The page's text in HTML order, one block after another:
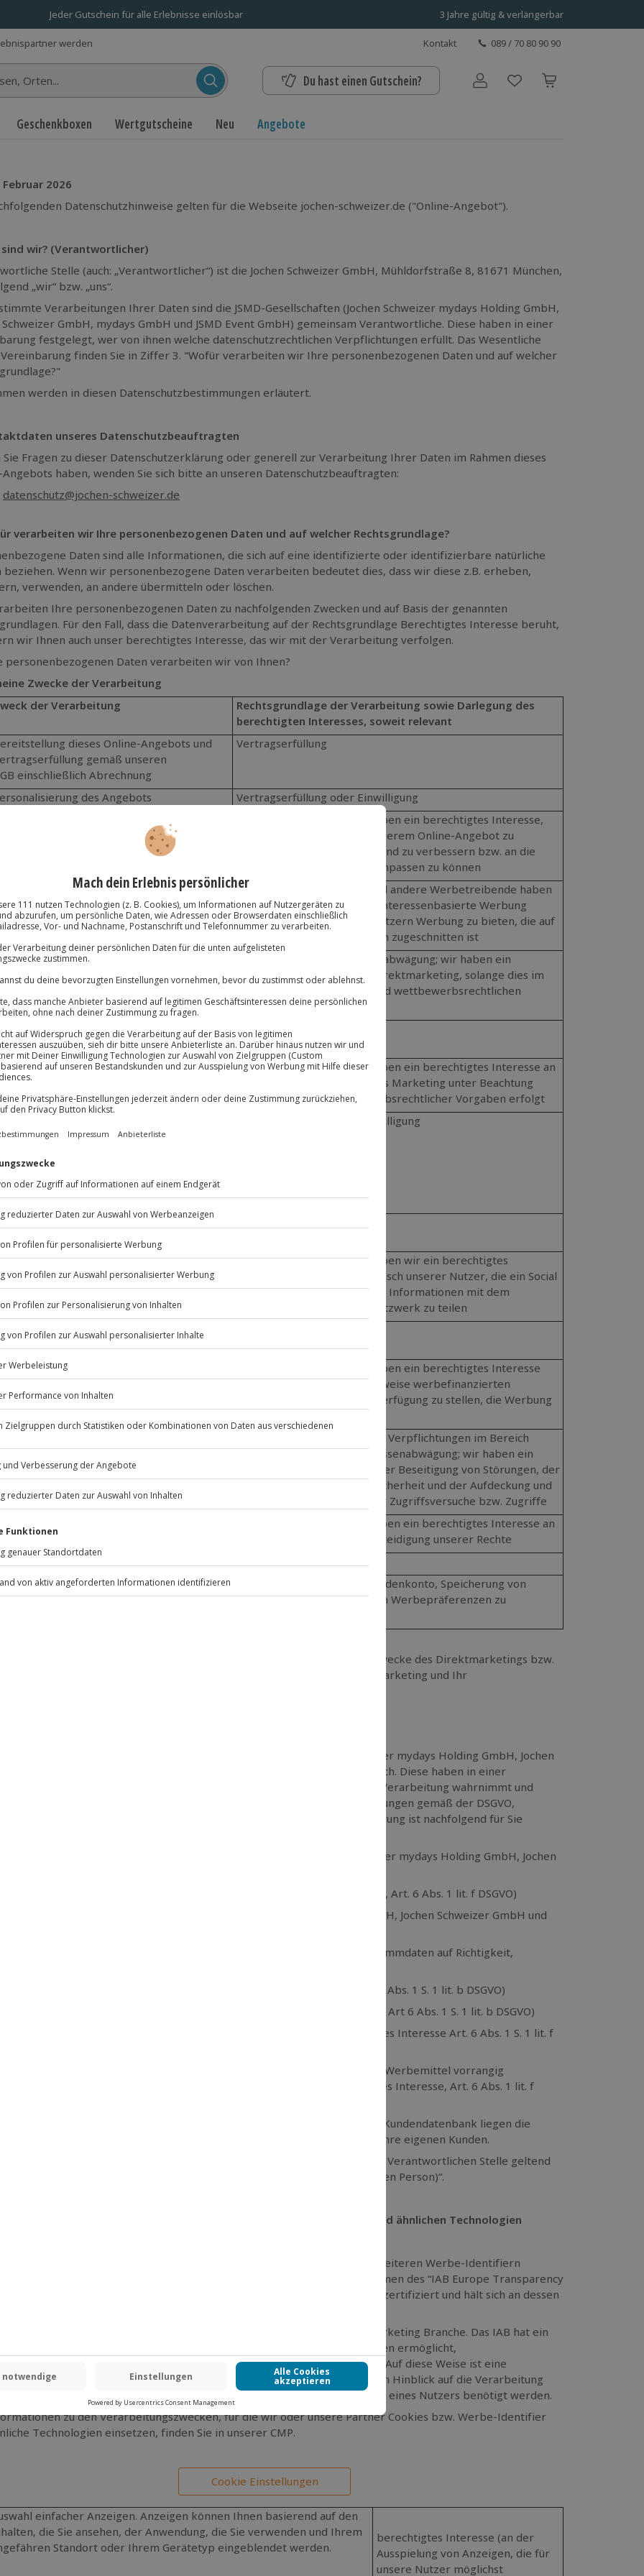
Jeder Gutschein für alle Erlebnisse einlösbar 3 Jahre gültig & verlängerbar
werden Kontakt 089 / 70 80 90 90
Du hast einen Gutschein? Benutzerkonto
Geschenkboxen Wertgutscheine Neu Angebote
2026
Datenschutzhinweise gelten für die Webseite jochen-schweizer.de ("Online-Angebot").
sind wir? (Verantwortlicher)
Stelle (auch: „Verantwortlicher“) ist die Jochen Schweizer GmbH, Mühldorfstraße 8, 81671 München,
„wir“ bzw. „uns“.
Verarbeitungen Ihrer Daten sind die JSMD-Gesellschaften (Jochen Schweizer mydays Holding GmbH,
Schweizer GmbH, mydays GmbH und JSMD Event GmbH) gemeinsam Verantwortliche. Diese haben in einer
festgelegt, wer von ihnen welche datenschutzrechtlichen Verpflichtungen erfüllt. Das Wesentliche
finden Sie in Ziffer 3. "Wofür verarbeiten wir Ihre personenbezogenen Daten und auf welcher
werden in diesen Datenschutzbestimmungen erläutert.
unseres Datenschutzbeauftragten
Sie Fragen zu dieser Datenschutzerklärung oder generell zur Verarbeitung Ihrer Daten im Rahmen dieses
Angebots haben, wenden Sie sich bitte an unseren Datenschutzbeauftragten:
datenschutz@jochen-schweizer.de
verarbeiten wir Ihre personenbezogenen Daten und auf welcher Rechtsgrundlage?
Daten sind alle Informationen, die sich auf eine identifizierte oder identifizierbare natürliche
beziehen. Wenn wir personenbezogene Daten verarbeiten bedeutet dies, dass wir diese z.B. erheben,
verwenden, an andere übermitteln oder löschen.
Ihre personenbezogenen Daten zu nachfolgenden Zwecken und auf Basis der genannten
Für den Fall, dass die Datenverarbeitung auf der Rechtsgrundlage Berechtigtes Interesse beruht,
wir Ihnen auch unser berechtigtes Interesse, das wir mit der Verarbeitung verfolgen.
personenbezogenen Daten verarbeiten wir von Ihnen?
Zwecke der Verarbeitung
der Verarbeitung
Rechtsgrundlage der Verarbeitung sowie Darlegung des
berechtigten Interesses, soweit relevant
dieses Online-Angebots und
gemäß unseren
einschließlich Abrechnung
Vertragserfüllung
des Angebots
Vertragserfüllung oder Einwilligung
Nutzungsverhalten, einschließlich
Marktforschung und Reichweitenmessung
Interessenabwägung; wir haben ein berechtigtes Interesse,
das Nutzungsverhalten in unserem Online-Angebot zu
analysieren um dies fortlaufend zu verbessern bzw. an die
Interessen unserer Nutzer anpassen zu können
Erfassung und Auswertung von
für interessenbasierte
(auch durch Dritte)
Interessenabwägung; wir und andere Werbetreibende haben
ein berechtigtes Interesse, interessenbasierte Werbung
auszuspielen und unseren Nutzern Werbung zu bieten, die auf
deren persönliche Interessen zugeschnitten ist
und Fremdwerbung im gesetzlich
Umfang bzw. einwilligungsbasiert
Einwilligung oder Interessenabwägung; wir haben ein
berechtigtes Interesse an Direktmarketing, solange dies im
Einklang mit datenschutz- und wettbewerbsrechtlichen
Vorgaben erfolgt
von Gewinnspielen gemäß den
Gewinnspielbedingungen
Vertragserfüllung
einer Bestandskundeninfo zu
Angeboten ohne Anmeldung
Interessenabwägung; wir haben ein berechtigtes Interesse an
Direktmarketing, solange das Marketing unter Beachtung
datenschutz- und wettbewerbsrechtlicher Vorgaben erfolgt
des Empfängers zur Erinnerung
Versand eines Newsletters mit
des Empfängers per E-Mail bzw.
MMS
Vertragserfüllung, bzw. Einwilligung
individuelle
Produktempfehlung
von Social Plugins und Social
Funktionen
Interessenabwägung; wir haben wir ein berechtigtes
Interesse daran, auf den Wunsch unserer Nutzer, die ein Social
Plugin aktiviert haben, deren Informationen mit dem
entsprechenden sozialen Netzwerk zu teilen
eines Logins über soziale
(Social Sign In)
und ggf. Sperrung von Nutzern,
einen sogenannten Adblocker installiert
und dadurch Werbung blockieren
Interessenabwägung; wir haben ein berechtigtes Interesse
daran, unsere ganz oder teilweise werbefinanzierten
Angebote nur Nutzern zur Verfügung zu stellen, die Werbung
Systemsicherheit einschließlich
und Nachverfolgung
Web-Server
Erfüllung unserer rechtlichen Verpflichtungen im Bereich
Datensicherheit sowie Interessenabwägung; wir haben ein
berechtigtes Interesse an der Beseitigung von Störungen, der
Gewährleistung der Systemsicherheit und der Aufdeckung und
Nachverfolgung unzulässiger Zugriffsversuche bzw. Zugriffe
Interessenabwägung; wir haben ein berechtigtes Interesse an
der Geltendmachung und Verteidigung unserer Rechte
Dienste
Einwilligung (z.B. Anlegen Kundenkonto, Speicherung von
optionalen Daten; Angabe von Werbepräferenzen zu
Sie Ihr Widerspruchsrecht bei der Verarbeitung von Daten zum Zwecke des Direktmarketings bzw.
Gründen (siehe Abschnitt Ihr Widerspruchsrecht gegen Direktmarketing und Ihr
Sie Kunde von uns sind, sind für die Datenverarbeitung die Jochen Schweizer mydays Holding GmbH, Jochen
GmbH, mydays GmbH und JSMD Event GmbH gemeinsam verantwortlich. Diese haben in einer
festgelegt, wer von ihnen welche Aufgaben bei der gemeinsamen Verarbeitung wahrnimmt und
Zwecken diese dient, wie diese organisiert ist und wer welche Verpflichtungen gemäß der DSGVO,
die Informationspflichten, erfüllt. Das Wesentliche dieser Vereinbarung ist nachfolgend für Sie
folgenden Zwecke liegen die Verantwortlichkeiten bei der Jochen Schweizer mydays Holding GmbH, Jochen
für interne Verwaltungszwecke (berechtigtes Interesse, Art. 6 Abs. 1 lit. f DSGVO)
folgenden Zwecke verarbeiten die Jochen Schweizer mydays Holding GmbH, Jochen Schweizer GmbH und
an die jeweils andere Gesellschaft zum Abgleich der Stammdaten auf Richtigkeit,
und Bearbeitung von Kundenanfragen (Vertragserfüllung, Art 6 Abs. 1 S. 1 lit. b DSGVO)
von Mahnungen, Zahlungsangelegenheiten (Vertragserfüllung, Art 6 Abs. 1 S. 1 lit. b DSGVO)
Ansprache (Einwilligung Art. 6 Abs. 1 S. 1 lit. a DSGVO, berechtigtes Interesse Art. 6 Abs. 1 S. 1 lit. f
Prüfung für werbliche Ansprache: Ermittlung, welches terminierte Werbemittel vorrangig
wird; Abgleich anhand gemeinsam bestimmter Kriterien (berechtigtes Interesse, Art. 6 Abs. 1 lit. f
Datenerhebung und Speicherung Ihrer personenbezogenen Daten in der Kundendatenbank liegen die
bei Jochen Schweizer GmbH und mydays GmbH jeweils für ihre eigenen Kunden.
aus Art. 15 bis 22 DSGVO können Sie gegenüber jeder oben genannten Verantwortlichen Stelle geltend
Wir verweisen insoweit auf Ziffer 14. „Ihre Rechte (Rechte der betroffenen Person)“.
der Verarbeitung im Zusammenhang mit Cookies, Werbe-Identifiern und ähnlichen Technologien
Online-Angebot sind Prozesse eingebunden, die auf Cookies und/oder weiteren Werbe-Identifiern
Wir nutzen die Consent Management Platform von Usercentrics im Rahmen des “IAB Europe Transparency
”) zertifiziert und hält sich an dessen
Advertising Bureau (IAB) ist ein Wirtschaftsverband der Digitalmarketing Branche. Das IAB hat ein
and Consent Framework (TCF) entwickelt, welches es den Beteiligten ermöglicht,
erforderliche Einwilligungen abzufragen und zu übertragen. Auf diese Weise ist eine
Handhabung und Darstellung derjenigen Informationen möglich, die im Hinblick auf die Verarbeitung
Daten oder bei Zugriff auf Informationen auf dem Gerät eines Nutzers benötigt werden.
zu den Verarbeitungszwecken, für die wir oder unsere Partner Cookies bzw. Werbe-Identifier
Technologien einsetzen, finden Sie in unserer CMP.
Cookie Einstellungen
einfacher Anzeigen. Anzeigen können Ihnen basierend auf den
die Sie ansehen, der Anwendung, die Sie verwenden und Ihrem
Standort oder Ihrem Gerätetyp eingeblendet werden.
berechtigtes Interesse (an der
Ausspielung von Anzeigen, die für
unsere Nutzer möglichst